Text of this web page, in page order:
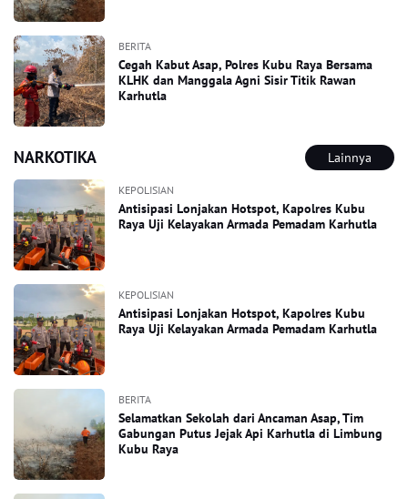
BERITA
Cegah Kabut Asap, Polres Kubu Raya Bersama
KLHK dan Manggala Agni Sisir Titik Rawan
Karhutla
NARKOTIKA Lainnya
KEPOLISIAN
Antisipasi Lonjakan Hotspot, Kapolres Kubu
Raya Uji Kelayakan Armada Pemadam Karhutla
KEPOLISIAN
Antisipasi Lonjakan Hotspot, Kapolres Kubu
Raya Uji Kelayakan Armada Pemadam Karhutla
BERITA
Selamatkan Sekolah dari Ancaman Asap, Tim
Gabungan Putus Jejak Api Karhutla di Limbung
Kubu Raya